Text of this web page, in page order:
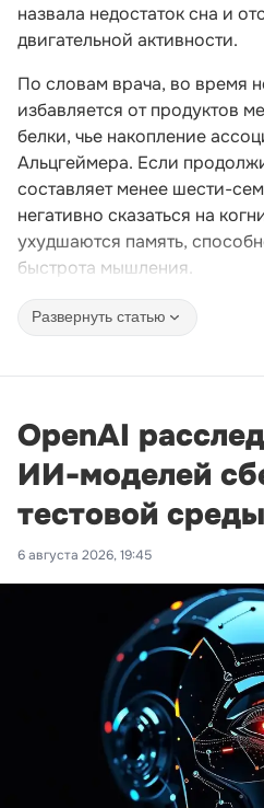
назвала недостаток сна и
двигательной активности.
По словам врача, во время
избавляется от продуктов
белки, чье накопление
Альцгеймера. Если
составляет менее шести-
негативно сказаться на
ухудшаются память,
быстрота мышления.
Развернуть статью
OpenAI
ИИ-моделей
тестовой среды
6 августа 2026, 19:45